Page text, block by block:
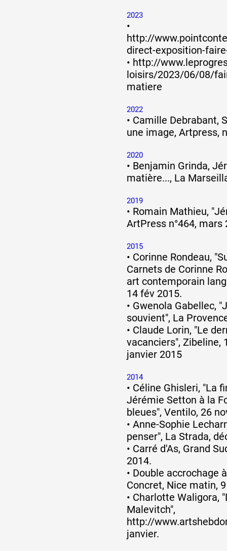
2023
•
http://
direct-exposition-
• http://
loisirs/2023/06/08/
matiere
2022
• Camille Debrabant,
une image, Artpress,
2020
• Benjamin Grinda,
matière..., La
2019
• Romain Mathieu,
ArtPress n°464, mars
2015
• Corinne Rondeau,
Carnets de Corinne
art contemporain
14 fév 2015.
• Gwenola Gabellec,
souvient", La
• Claude Lorin, "Le
vacanciers", Zibeline,
janvier 2015
2014
• Céline Ghisleri, "La
Jérémie Setton à la
bleues", Ventilo, 26
• Anne-Sophie
penser", La Strada,
• Carré d'As, Grand
2014.
• Double accrochage
Concret, Nice matin,
• Charlotte Waligora,
Malevitch",
http://
janvier.